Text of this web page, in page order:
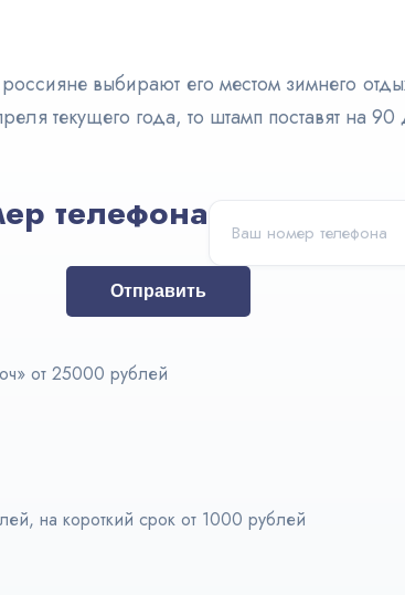
выбирают его местом зимнего
текущего года, то штамп поставят на 90
телефона
Отправить
от 25000 рублей
на короткий срок от 1000 рублей